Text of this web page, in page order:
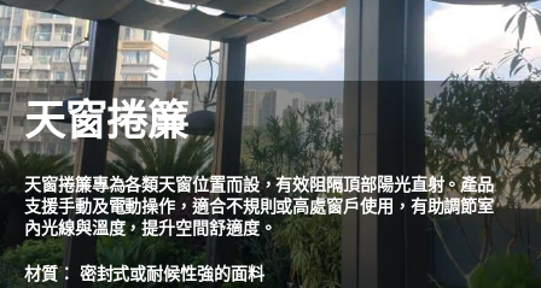
天窗捲簾
天窗捲簾專為各類天窗位置而設，有效阻隔頂部陽光直射。產品
支援手動及電動操作，適合不規則或高處窗戶使用，有助調節室
內光線與溫度，提升空間舒適度。
材質： 密封式或耐候性強的面料